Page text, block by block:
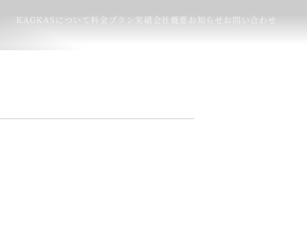
KAGKASについて料金プラン実績 会社概要お知らせお問い合わせ